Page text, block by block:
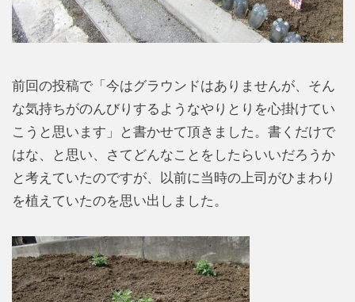
前回の投稿で「今はグラウンドはありませんが、そん
な気持ちがのんびりするようなやりとりを心掛けてい
こうと思います」と書かせて頂きました。書くだけで
はな、と思い、さてどんなことをしたらいいだろうか
と考えていたのですが、以前に当時の上司がひまわり
を植えていたのを思い出しました。